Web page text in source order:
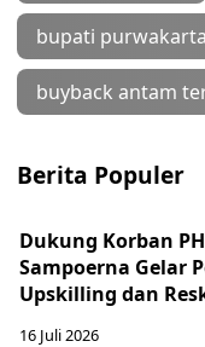
bupati purwakarta
buyback antam
Berita Populer
Dukung Korban
Sampoerna Gelar
Upskilling dan
16 Juli 2026